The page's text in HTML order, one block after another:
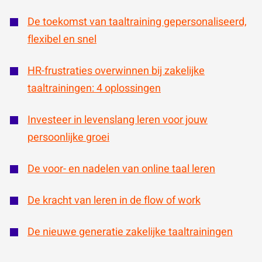
De toekomst van taaltraining gepersonaliseerd,
flexibel en snel
HR-frustraties overwinnen bij zakelijke
taaltrainingen: 4 oplossingen
Investeer in levenslang leren voor jouw
persoonlijke groei
De voor- en nadelen van online taal leren
De kracht van leren in de flow of work
De nieuwe generatie zakelijke taaltrainingen